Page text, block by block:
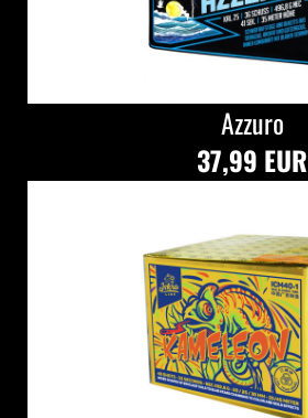
Azzuro
37,99 EUR